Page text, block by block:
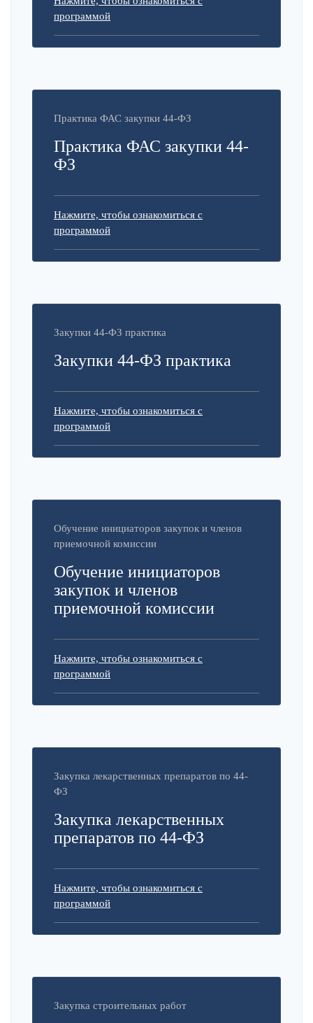
программой
Практика ФАС закупки 44-ФЗ
Практика ФАС закупки 44-
ФЗ
Нажмите, чтобы ознакомиться с
программой
Закупки 44-ФЗ практика
Закупки 44-ФЗ практика
Нажмите, чтобы ознакомиться с
программой
Обучение инициаторов закупок и членов
приемочной комиссии
Обучение инициаторов
закупок и членов
приемочной комиссии
Нажмите, чтобы ознакомиться с
программой
Закупка лекарственных препаратов по 44-
ФЗ
Закупка лекарственных
препаратов по 44-ФЗ
Нажмите, чтобы ознакомиться с
программой
Закупка строительных работ